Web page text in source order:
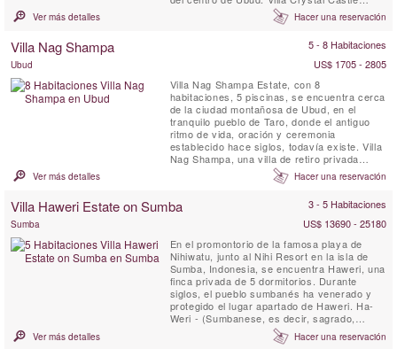
cuenta con una gran piscina de 18 x 5
metros, un gran Yoga Shala, un pabellón de
Ver más detalles Hacer una reservación
Villa Nag Shampa 5 - 8 Habitaciones
Ubud
US$ 1705 - 2805
Villa Nag Shampa Estate, con 8
habitaciones, 5 piscinas, se encuentra cerca
de la ciudad montañosa de Ubud, en el
tranquilo pueblo de Taro, donde el antiguo
ritmo de vida, oración y ceremonia
establecido hace siglos, todavía existe. Villa
Nag Shampa, una villa de retiro privada
perfecta, ofrece una arquitectura javanesa
tradicional de estilo Joglo, combinada con
dedicado a tiempo completo y chef privado,
instalaciones de relajación, ...
Ver más detalles Hacer una reservación
Villa Haweri Estate on Sumba 3 - 5 Habitaciones
Sumba
US$ 13690 - 25180
En el promontorio de la famosa playa de
Nihiwatu, junto al Nihi Resort en la isla de
Sumba, Indonesia, se encuentra Haweri, una
finca privada de 5 dormitorios. Durante
siglos, el pueblo sumbanés ha venerado y
protegido el lugar apartado de Haweri. Ha-
Weri - (Sumbanese, es decir, sagrado,
vigilado, protegido) Haweri Estate es el
punto focal de energía positiva, un lugar de
Ver más detalles Hacer una reservación